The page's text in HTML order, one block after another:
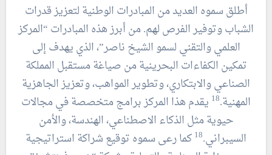
أطلق سموه العديد من المبادرات الوطنية لتعزيز قدرات
الشباب وتوفير الفرص لهم. من أبرز هذه المبادرات “المركز
العلمي والتقني لسمو الشيخ ناصر”، الذي يهدف إلى
تمكين الكفاءات البحرينية من صياغة مستقبل المملكة
الصناعي والابتكاري، وتطوير المواهب، وتعزيز الجاهزية
المهنية.18 يقدم هذا المركز برامج متخصصة في مجالات
حيوية مثل الذكاء الاصطناعي، الهندسة، والأمن
السيبراني.18 كما رعى سموه توقيع شراكة استراتيجية